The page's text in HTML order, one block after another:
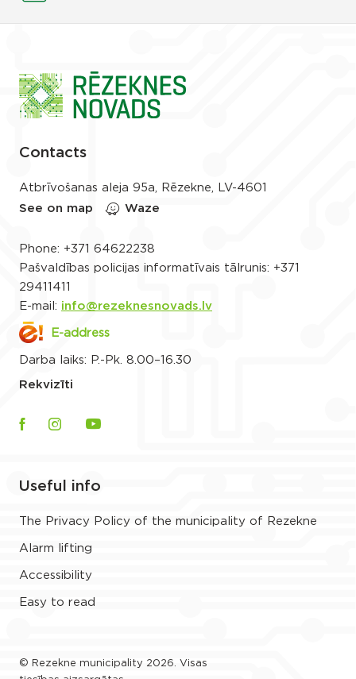
Contacts
Atbrīvošanas aleja 95a, Rēzekne, LV-4601
See on map
Waze
Phone: +371 64622238
Pašvaldības policijas informatīvais tālrunis: +371
29411411
E-mail: info@rezeknesnovads.lv
E-address
Darba laiks: P.-Pk. 8.00–16.30
Rekvizīti
Useful info
The Privacy Policy of the municipality of Rezekne
Alarm lifting
Accessibility
Easy to read
© Rezekne municipality 2026. Visas